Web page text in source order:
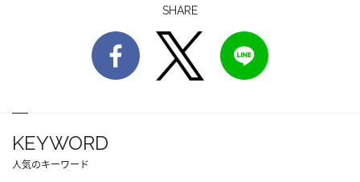
SHARE
KEYWORD
人気のキーワード